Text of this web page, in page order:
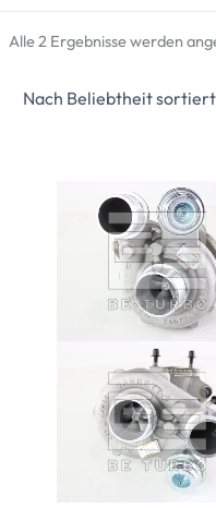
Alle 2 Ergebnisse werden